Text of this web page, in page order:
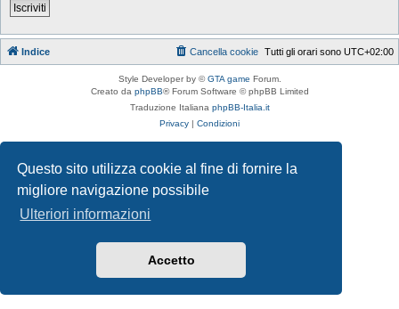
Questo sito utilizza cookie al fine di fornire la
migliore navigazione possibile
Ulteriori informazioni
Accetto
Iscriviti
Indice Tutti gli orari sono UTC+02:00
Cancella cookie
Style Developer by ©GTA game Forum.
Creato da phpBB® Forum Software © phpBB Limited
Traduzione Italiana phpBB-Italia.it
Privacy | Condizioni